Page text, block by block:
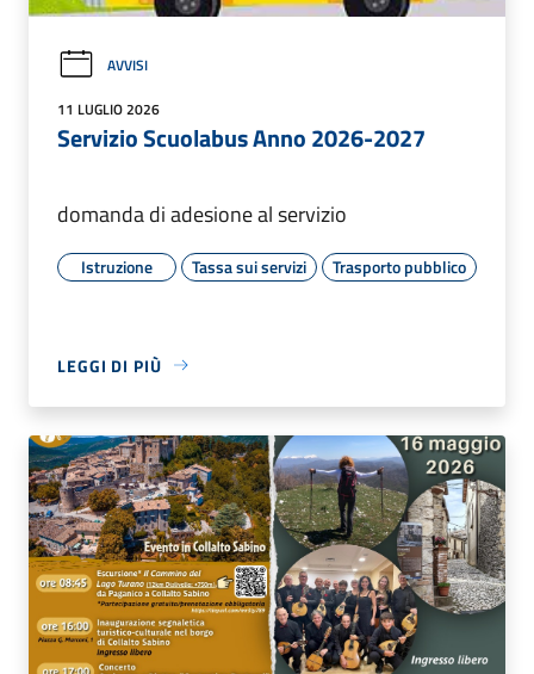
AVVISI
11 LUGLIO 2026
Servizio Scuolabus Anno 2026-2027
domanda di adesione al servizio
Istruzione Tassa sui servizi Trasporto pubblico
LEGGI DI PIÙ